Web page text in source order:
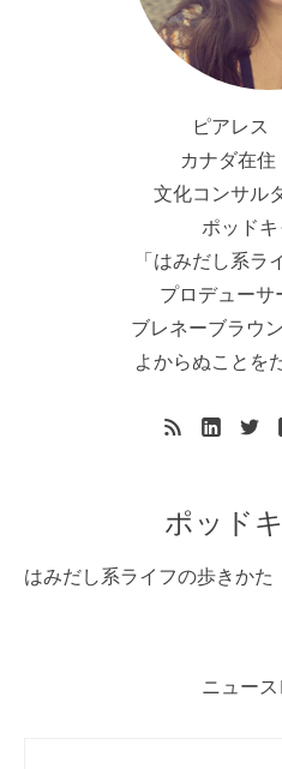
ピアレス
カナダ在住
文化コンサル
ポッドキ
「はみだし系ラ
プロデューサ
ブレネーブラウ
よからぬことを
ポッド
はみだし系ライフの歩きかた
ニュー